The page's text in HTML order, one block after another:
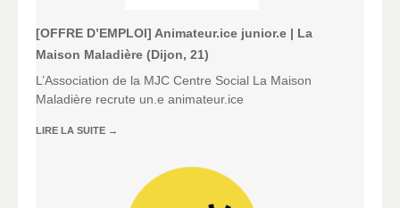
[OFFRE D’EMPLOI] Animateur.ice junior.e | La
Maison Maladière (Dijon, 21)
L’Association de la MJC Centre Social La Maison
Maladière recrute un.e animateur.ice
LIRE LA SUITE →